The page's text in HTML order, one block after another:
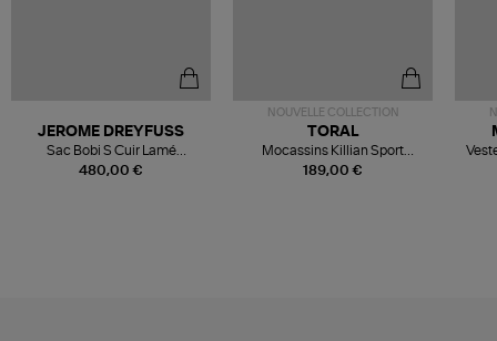
480,00 €
JEROME DREYFUSS
Sac Bobi S Cuir Lamé
Champagne
NOUVELLE COLLECTION
189,00 €
TORAL
Mocassins Killian Sport
Mousse